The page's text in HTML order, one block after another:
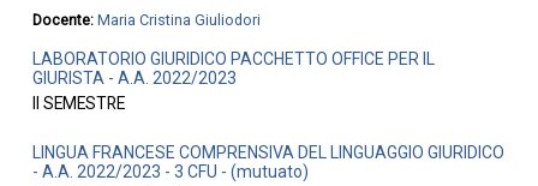
Docente:Maria Cristina Giuliodori
LABORATORIO GIURIDICO PACCHETTO OFFICE PER IL
GIURISTA - A.A. 2022/2023
II SEMESTRE
LINGUA FRANCESE COMPRENSIVA DEL LINGUAGGIO GIURIDICO
- A.A. 2022/2023 - 3 CFU - (mutuato)